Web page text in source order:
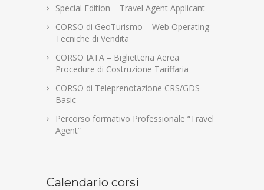
Special Edition – Travel Agent Applicant
CORSO di GeoTurismo – Web Operating –
Tecniche di Vendita
CORSO IATA – Biglietteria Aerea
Procedure di Costruzione Tariffaria
CORSO di Teleprenotazione CRS/GDS
Basic
Percorso formativo Professionale “Travel
Agent”
Calendario corsi